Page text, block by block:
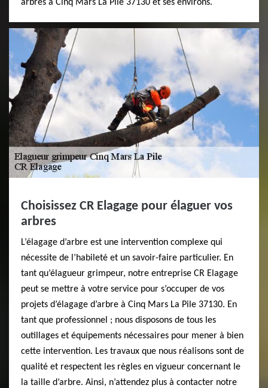
arbres à Cinq Mars La Pile 37130 et ses environs.
Choisissez CR Elagage pour élaguer vos
arbres
L’élagage d’arbre est une intervention complexe qui
nécessite de l’habileté et un savoir-faire particulier. En
tant qu’élagueur grimpeur, notre entreprise CR Elagage
peut se mettre à votre service pour s’occuper de vos
projets d’élagage d’arbre à Cinq Mars La Pile 37130. En
tant que professionnel ; nous disposons de tous les
outillages et équipements nécessaires pour mener à bien
cette intervention. Les travaux que nous réalisons sont de
qualité et respectent les règles en vigueur concernant le
la taille d’arbre. Ainsi, n’attendez plus à contacter notre